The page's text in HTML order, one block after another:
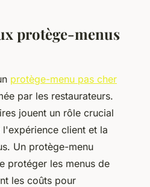
protège-menus
protège-menu pas cher
par les restaurateurs.
jouent un rôle crucial
client et la
Un protège-menu
protéger les menus de
les coûts pour